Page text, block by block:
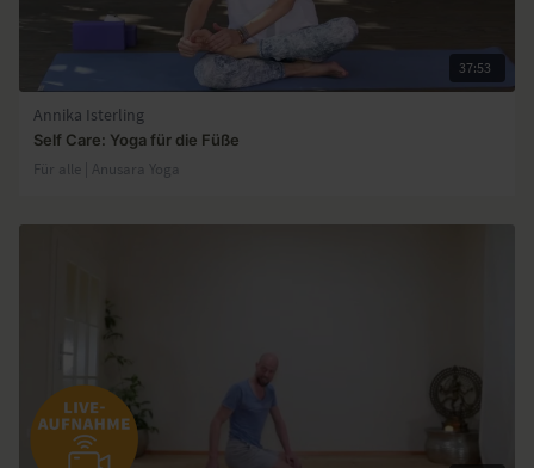
37:53
Annika Isterling
Self Care: Yoga für die Füße
Für alle | Anusara Yoga